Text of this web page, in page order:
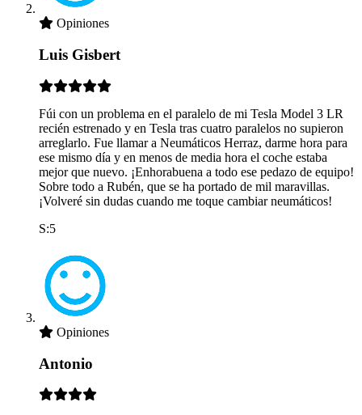
Opiniones
Luis Gisbert
Fúi con un problema en el paralelo de mi Tesla Model 3 LR
recién estrenado y en Tesla tras cuatro paralelos no supieron
arreglarlo. Fue llamar a Neumáticos Herraz, darme hora para
ese mismo día y en menos de media hora el coche estaba
mejor que nuevo. ¡Enhorabuena a todo ese pedazo de equipo!
Sobre todo a Rubén, que se ha portado de mil maravillas.
¡Volveré sin dudas cuando me toque cambiar neumáticos!
S:5
Opiniones
Antonio